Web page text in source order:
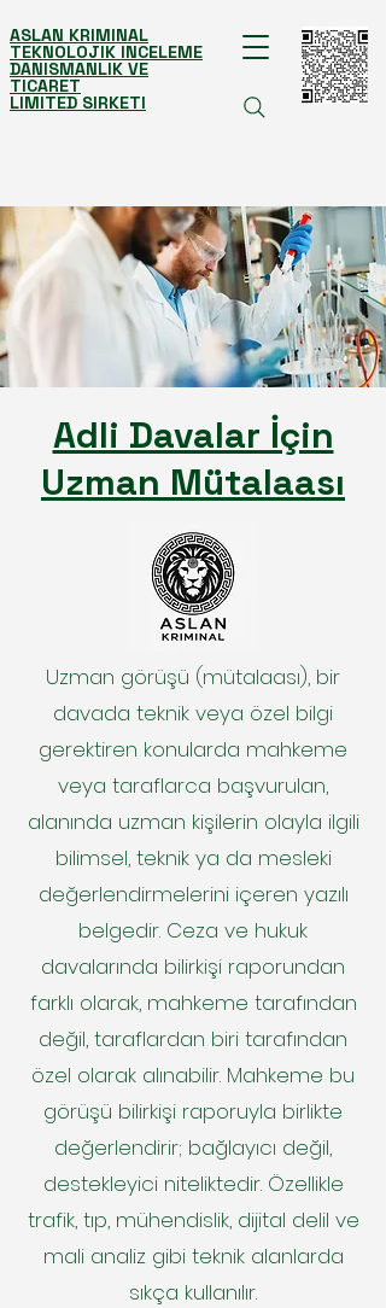
ASLAN KRIMINAL
TEKNOLOJIK INCELEME
DANISMANLIK VE
TICARET
LIMITED SIRKETI
Adli Davalar İçin
Uzman Mütalaası
Uzman görüşü (mütalaası), bir
davada teknik veya özel bilgi
gerektiren konularda mahkeme
veya taraflarca başvurulan,
alanında uzman kişilerin olayla ilgili
bilimsel, teknik ya da mesleki
değerlendirmelerini içeren yazılı
belgedir. Ceza ve hukuk
davalarında bilirkişi raporundan
farklı olarak, mahkeme tarafından
değil, taraflardan biri tarafından
özel olarak alınabilir. Mahkeme bu
görüşü bilirkişi raporuyla birlikte
değerlendirir; bağlayıcı değil,
destekleyici niteliktedir. Özellikle
trafik, tıp, mühendislik, dijital delil ve
mali analiz gibi teknik alanlarda
sıkça kullanılır.